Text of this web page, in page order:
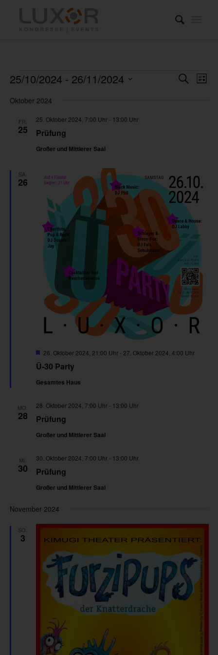
Veranstaltungen SucheListe
25/10/2024 - 26/11/2024
wählen.
Oktober 2024
FR.
25 Prüfung
25. Oktober 2024, 7:00 Uhr- 13:00 Uhr
Großer und Mittlerer Saal
SA.
26
Ü-30 Party
Hervorgehoben
26. Oktober 2024, 21:00 Uhr- 27. Oktober 2024, 4:00 Uhr
Gesamtes Haus
MO.
28 Prüfung
28. Oktober 2024, 7:00 Uhr- 13:00 Uhr
Großer und Mittlerer Saal
MI.
30 Prüfung
30. Oktober 2024, 7:00 Uhr- 13:00 Uhr
Großer und Mittlerer Saal
November 2024
SO.
3